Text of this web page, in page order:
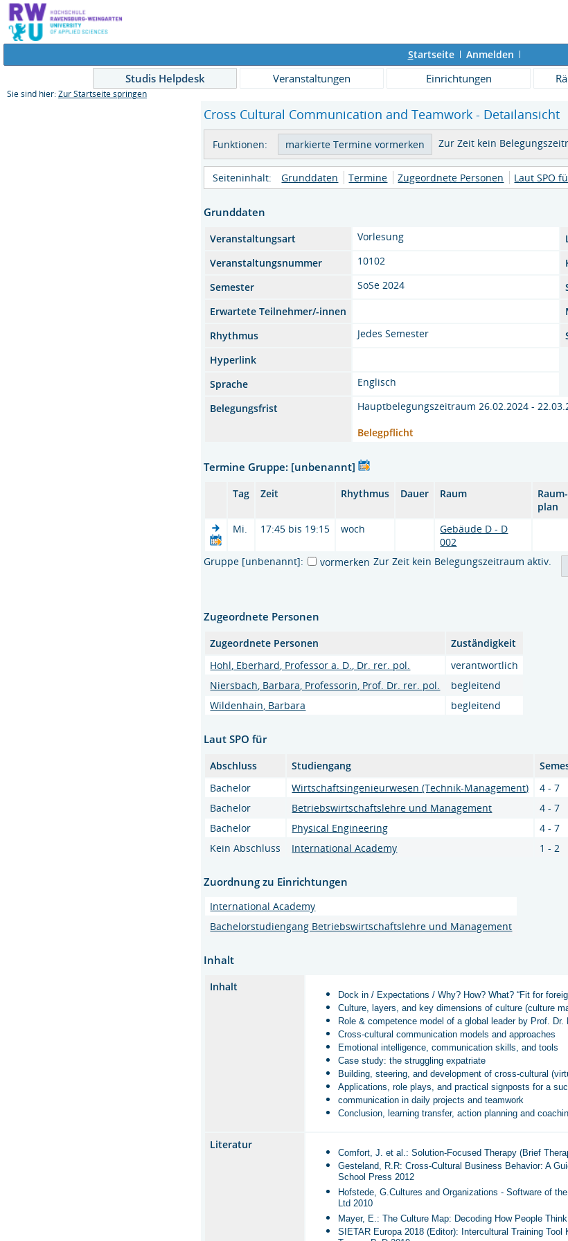
Startseite Anmelden
Studis Helpdesk Veranstaltungen Einrichtungen
Sie sind hier: Zur Startseite springen
Cross Cultural Communication and Teamwork - Detailansicht
Funktionen: Zur Zeit kein
Seiteninhalt: Grunddaten Termine Zugeordnete Personen Laut SPO
Grunddaten
Veranstaltungsart Vorlesung
Veranstaltungsnummer
10102
Semester
SoSe 2024
Erwartete Teilnehmer/-innen
Rhythmus
Jedes Semester
Hyperlink
Sprache
Englisch
Belegungsfrist
Hauptbelegungszeitraum 26.02.2024 -
Belegpflicht
Termine Gruppe: [unbenannt]
Tag Zeit Rhythmus Dauer Raum
Raum-
plan
Mi.
17:45 bis 19:15 woch
Gebäude D - D
002
Gruppe [unbenannt]:
vormerken Zur Zeit kein Belegungszeitraum aktiv.
Zugeordnete Personen
Zugeordnete Personen
Zuständigkeit
Hohl, Eberhard, Professor a. D., Dr. rer. pol.
verantwortlich
Niersbach, Barbara, Professorin, Prof. Dr. rer. pol.
begleitend
Wildenhain, Barbara
begleitend
Laut SPO für
Abschluss Studiengang
Bachelor
Wirtschaftsingenieurwesen (Technik-Management) 4 - 7
Bachelor
Betriebswirtschaftslehre und Management 4 - 7
Bachelor
Physical Engineering 4 - 7
Kein Abschluss
International Academy 1 - 2
Zuordnung zu Einrichtungen
International Academy
Bachelorstudiengang Betriebswirtschaftslehre und Management
Inhalt
Inhalt
Dock in / Expectations / Why? How? What? “Fit for
Culture, layers, and key dimensions of culture (culture
Role & competence model of a global leader by Prof. Dr.
Cross-cultural communication models and approaches
Emotional intelligence, communication skills, and tools
Case study: the struggling expatriate
Building, steering, and development of cross-cultural
Applications, role plays, and practical signposts for a
communication in daily projects and teamwork
Conclusion, learning transfer, action planning and
Literatur
Comfort, J. et al.: Solution-Focused Therapy (Brief
Gesteland, R.R: Cross-Cultural Business Behavior: A
School Press 2012
Hofstede, G.Cultures and Organizations - Software of
Ltd 2010
Mayer, E.: The Culture Map: Decoding How People
SIETAR Europa 2018 (Editor): Intercultural Training